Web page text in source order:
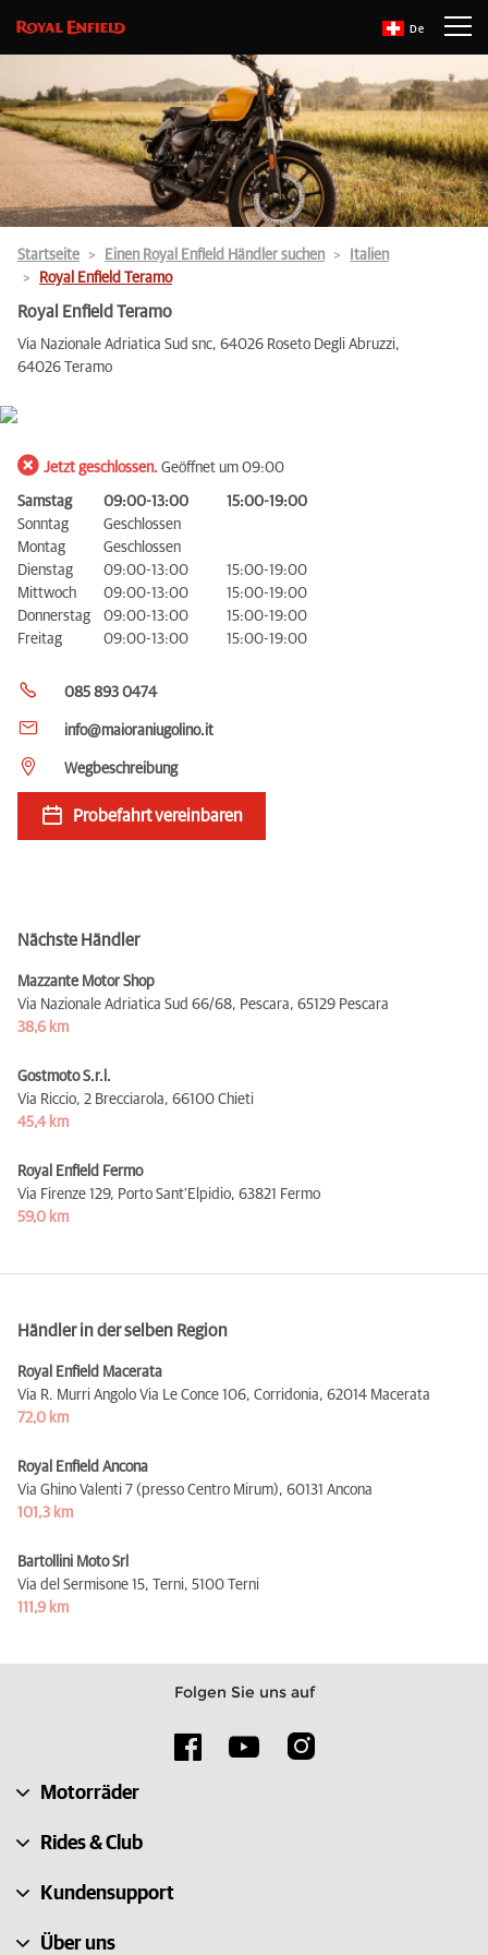
De
Startseite Einen Royal Enfield Händler suchen
Italien
Royal Enfield Teramo
Royal Enfield Teramo
Via Nazionale Adriatica Sud snc, 64026 Roseto Degli Abruzzi,
64026 Teramo
Jetzt geschlossen. Geöffnet um 09:00
Samstag 09:00-13:00
15:00-19:00
Sonntag
Geschlossen
Montag
Geschlossen
Dienstag
09:00-13:00
15:00-19:00
Mittwoch
09:00-13:00
15:00-19:00
Donnerstag
09:00-13:00
15:00-19:00
Freitag
09:00-13:00 15:00-19:00
085 893 0474
info@maioraniugolino.it
Wegbeschreibung
Probefahrt vereinbaren
Nächste Händler
Mazzante Motor Shop
Via Nazionale Adriatica Sud 66/68, Pescara, 65129 Pescara
38,6 km
Gostmoto S.r.l.
Via Riccio, 2 Brecciarola, 66100 Chieti
45,4 km
Royal Enfield Fermo
Via Firenze 129, Porto Sant'Elpidio, 63821 Fermo
59,0 km
Händler in der selben Region
Royal Enfield Macerata
Via R. Murri Angolo Via Le Conce 106, Corridonia, 62014 Macerata
72,0 km
Royal Enfield Ancona
Via Ghino Valenti 7 (presso Centro Mirum), 60131 Ancona
101,3 km
Bartollini Moto Srl
Via del Sermisone 15, Terni, 5100 Terni
111,9 km
Folgen Sie uns auf
Motorräder
Rides & Club
Kundensupport
Über uns